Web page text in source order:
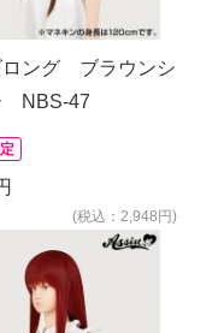
ロング ブラウンシ
NBS-47
(税込：2,948円)